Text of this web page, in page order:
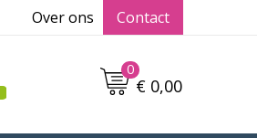
Over ons Contact
0
€ 0,00